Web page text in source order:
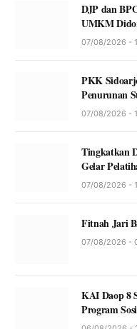
DJP dan
UMKM
07/08/2026 -
PKK
Penurunan
07/08/2026 -
Tingkatkan
Gelar
07/08/2026 -
Fitnah Jari
07/08/2026 -
KAI Daop 8
Program